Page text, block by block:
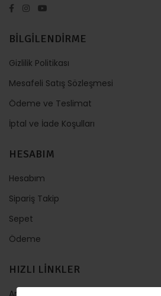
BİLGİLENDİRME
Gizlilik Politikası
Mesafeli Satış Sözleşmesi
Ödeme ve Teslimat
İptal ve İade Koşulları
HESABIM
Hesabım
Sipariş Takip
Sepet
Ödeme
HIZLI LİNKLER
Anasayfa